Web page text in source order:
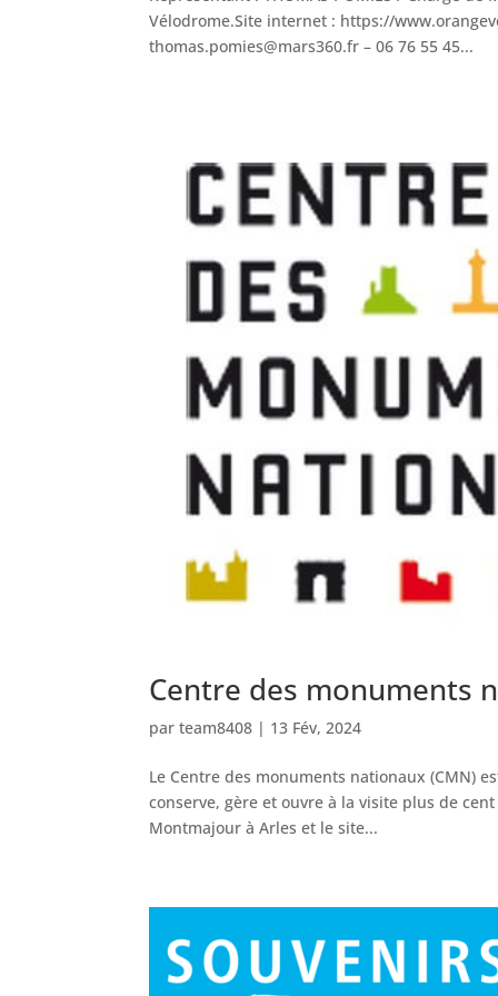
Vélodrome.Site internet : https://
thomas.pomies@mars360.fr – 06 76 55 45...
Centre des monuments
parteam8408 | 13 Fév, 2024
Le Centre des monuments nationaux (CMN)
conserve, gère et ouvre à la visite plus de
Montmajour à Arles et le site...